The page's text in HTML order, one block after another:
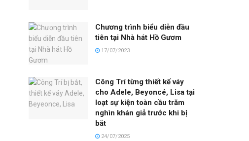
Chương trình biểu diễn đầu
tiên tại Nhà hát Hồ Gươm
17/07/2023
Công Trí từng thiết kế váy
cho Adele, Beyoncé, Lisa tại
loạt sự kiện toàn cầu trăm
nghìn khán giả trước khi bị
bắt
24/07/2025